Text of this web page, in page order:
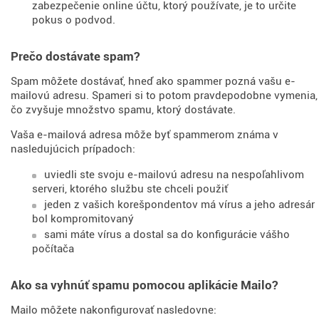
zabezpečenie online účtu, ktorý používate, je to určite
pokus o podvod.
Prečo dostávate spam?
Spam môžete dostávať, hneď ako spammer pozná vašu e-
mailovú adresu. Spameri si to potom pravdepodobne vymenia,
čo zvyšuje množstvo spamu, ktorý dostávate.
Vaša e-mailová adresa môže byť spammerom známa v
nasledujúcich prípadoch:
uviedli ste svoju e-mailovú adresu na nespoľahlivom
serveri, ktorého službu ste chceli použiť
jeden z vašich korešpondentov má vírus a jeho adresár
bol kompromitovaný
sami máte vírus a dostal sa do konfigurácie vášho
počítača
Ako sa vyhnúť spamu pomocou aplikácie Mailo?
Mailo môžete nakonfigurovať nasledovne: